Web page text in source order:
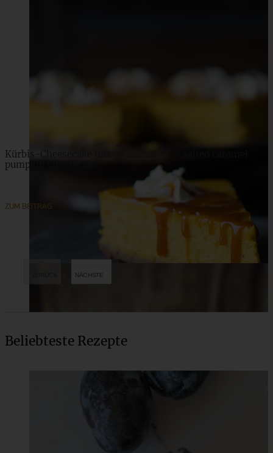
Kürbis-Cheesecake mit Salzkaramell – salted caramel
pumpkin cheesecake
ZUM BEITRAG
Beliebteste Rezepte